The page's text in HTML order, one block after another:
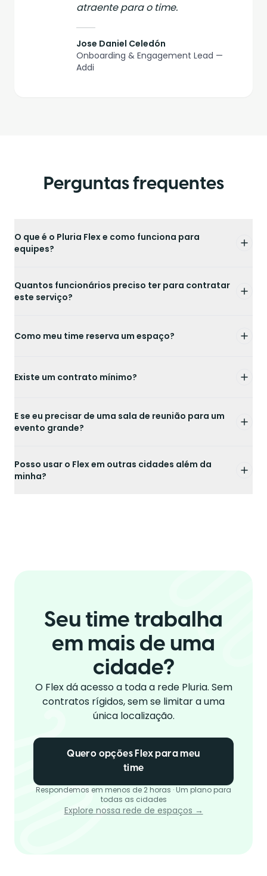
atraente para o time.
Jose Daniel Celedón
Onboarding & Engagement Lead —
Addi
Perguntas frequentes
O que é o Pluria Flex e como funciona para
equipes?
Quantos funcionários preciso ter para contratar
este serviço?
Como meu time reserva um espaço?
Existe um contrato mínimo?
E se eu precisar de uma sala de reunião para um
evento grande?
Posso usar o Flex em outras cidades além da
minha?
Seu time trabalha
em mais de uma
cidade?
O Flex dá acesso a toda a rede Pluria. Sem
contratos rígidos, sem se limitar a uma
única localização.
Quero opções Flex para meu
time
Respondemos em menos de 2 horas · Um plano para
todas as cidades
Explore nossa rede de espaços →